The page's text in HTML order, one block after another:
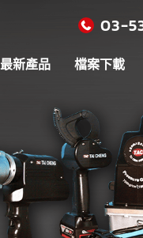
最新產品 檔案下載
03-